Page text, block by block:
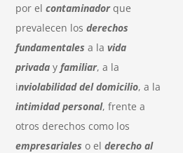
por elcontaminadorque
prevalecen losderechos
fundamentales a lavida
privada yfamiliar, a la
inviolabilidad del domicilio, a la
intimidad personal, frente a
otros derechos como los
empresariales o elderecho al